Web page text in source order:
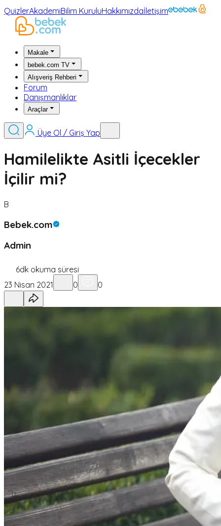
QuizlerAkademiBilim KuruluHakkımızdaİletişim
Makale
bebek.com TV
Alışveriş Rehberi
Forum
Danışmanlıklar
Araçlar
Üye Ol / Giriş Yap
Hamilelikte Asitli İçecekler
İçilir mi?
B
Bebek.com
Admin
6dk okuma süresi
23 Nisan 2021
0 0